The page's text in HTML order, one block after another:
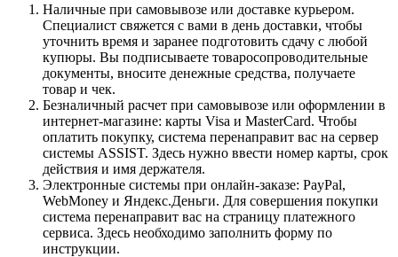
Наличные при самовывозе или доставке курьером.
Специалист свяжется с вами в день доставки, чтобы
уточнить время и заранее подготовить сдачу с любой
купюры. Вы подписываете товаросопроводительные
документы, вносите денежные средства, получаете
товар и чек.
Безналичный расчет при самовывозе или оформлении в
интернет-магазине: карты Visa и MasterCard. Чтобы
оплатить покупку, система перенаправит вас на сервер
системы ASSIST. Здесь нужно ввести номер карты, срок
действия и имя держателя.
Электронные системы при онлайн-заказе: PayPal,
WebMoney и Яндекс.Деньги. Для совершения покупки
система перенаправит вас на страницу платежного
сервиса. Здесь необходимо заполнить форму по
инструкции.